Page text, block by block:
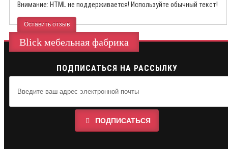
Внимание: HTML не поддерживается! Используйте обычный текст!
Оставить отзыв
Blick мебельная фабрика
ПОДПИСАТЬСЯ НА РАССЫЛКУ
ПОДПИСАТЬСЯ